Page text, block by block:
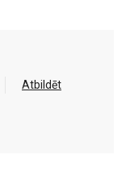
Atbildēt